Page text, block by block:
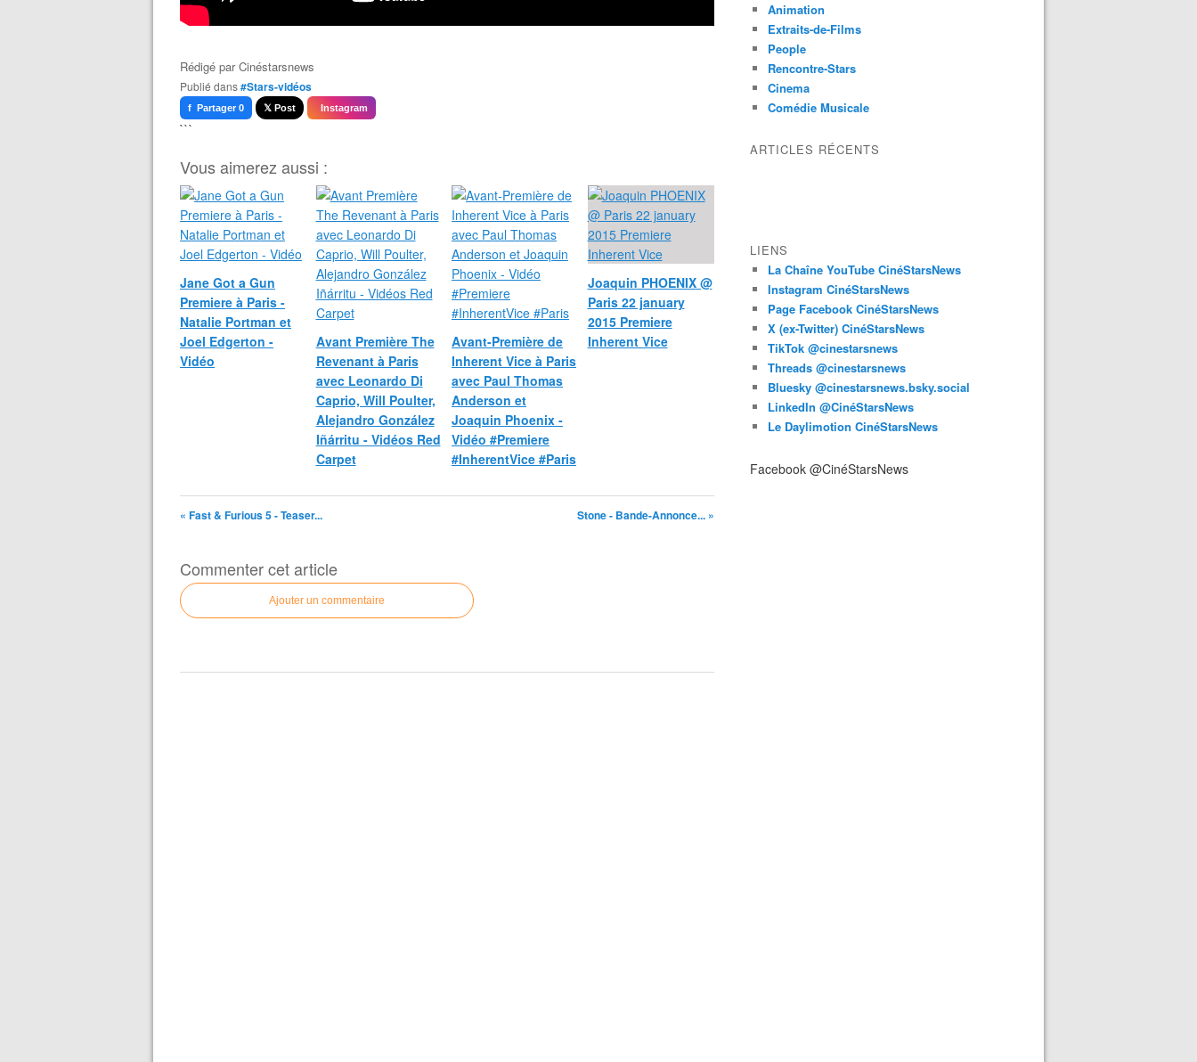
Rédigé parCinéstarsnews
Publié dans#Stars-vidéos
f Partager 0 𝕏 Post Instagram
```
Vous aimerez aussi :
Jane Got a Gun
Premiere à Paris -
Natalie Portman et
Joel Edgerton -
Vidéo
Avant Première The
Revenant à Paris
avec Leonardo Di
Caprio, Will Poulter,
Alejandro González
Iñárritu - Vidéos Red
Carpet
Avant-Première de
Inherent Vice à Paris
avec Paul Thomas
Anderson et
Joaquin Phoenix -
Vidéo #Premiere
#InherentVice #Paris
Joaquin PHOENIX @
Paris 22 january
2015 Premiere
Inherent Vice
« Fast & Furious 5 - Teaser... Stone - Bande-Annonce... »
Commenter cet article
Ajouter un commentaire
Animation
Extraits-de-Films
People
Rencontre-Stars
Cinema
Comédie Musicale
ARTICLES RÉCENTS
LIENS
La Chaîne YouTube CinéStarsNews
Instagram CinéStarsNews
Page Facebook CinéStarsNews
X (ex-Twitter) CinéStarsNews
TikTok @cinestarsnews
Threads @cinestarsnews
Bluesky @cinestarsnews.bsky.social‬
LinkedIn @CinéStarsNews
Le Daylimotion CinéStarsNews
Facebook @CinéStarsNews